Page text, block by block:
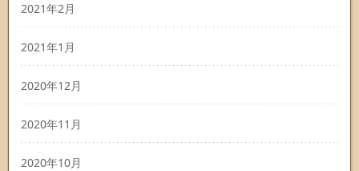
2021年2月
2021年1月
2020年12月
2020年11月
2020年10月